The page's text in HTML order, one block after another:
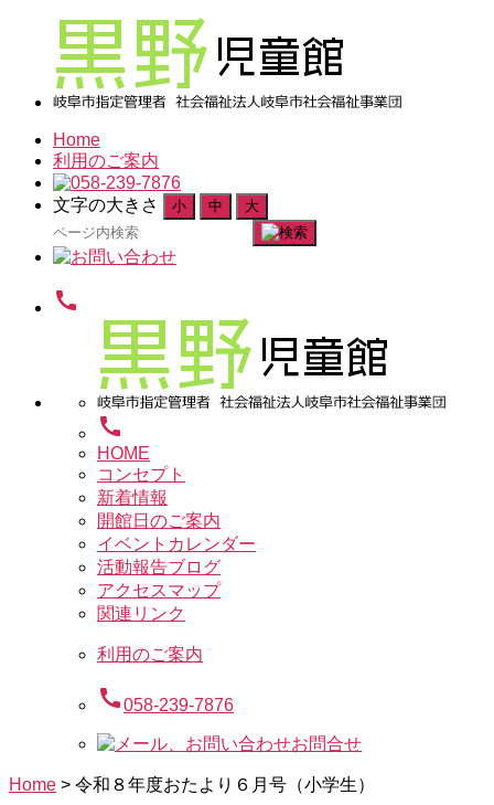
Home
利用のご案内
文字の大きさ 小 中 大
検
索
象:
call
call
HOME
コンセプト
新着情報
開館日のご案内
イベントカレンダー
活動報告ブログ
アクセスマップ
関連リンク
利用のご案内
call058-239-7876
お問合せ
Home > 令和８年度おたより６月号（小学生）